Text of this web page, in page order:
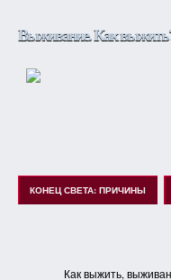
Выживание. Как
КОНЕЦ СВЕТА: ПРИЧИНЫ
Как выжить,